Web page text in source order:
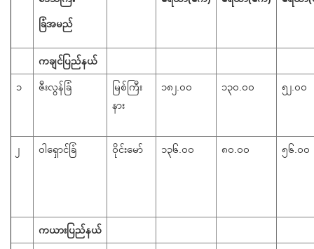
ခြံအမည်
ကချင်ပြည်နယ်
၁ ဇီးလွန်ခြံ
မြစ်ကြီး
နား
၁၈၂.၀၀ ၁၃၀.၀၀ ၅၂.၀၀
၂ ဝါရှောင်ခြံ ဝိုင်းမော် ၁၃၆.၀၀ ၈၀.၀၀ ၅၆.၀၀
ကယားပြည်နယ်